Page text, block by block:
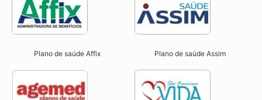
Plano de saúde Affix Plano de saúde Assim